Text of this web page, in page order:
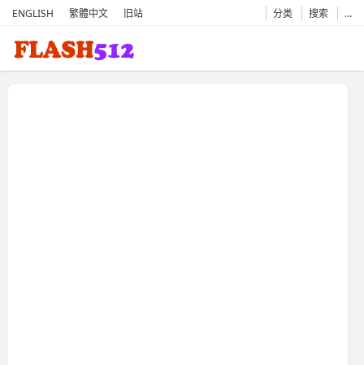
ENGLISH 繁體中文 旧站 分类 搜索 …